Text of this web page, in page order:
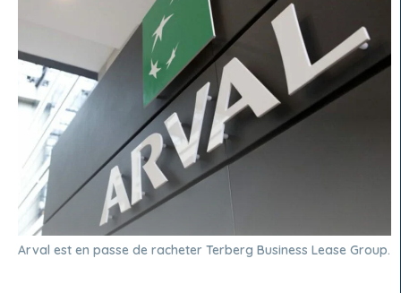
Arval est en passe de racheter Terberg Business Lease Group.